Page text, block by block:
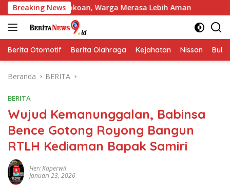
Langsung
ke
konten
Breaking News
Warga Merasa Lebih Aman Polres Jombang
Berita Otomotif Berita Olahraga Kejahatan Nissan
Beranda BERITA
BERITA
Wujud Kemanunggalan, Babinsa
Bence Gotong Royong Bangun
RTLH Kediaman Bapak Samiri
Heri Kaperwil
Januari 23, 2026